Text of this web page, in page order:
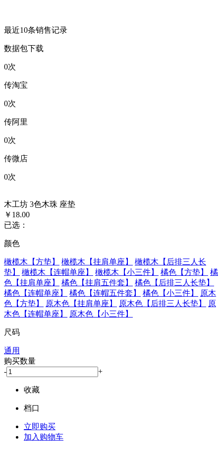
最近10条销售记录
数据包下载
0次
传淘宝
0次
传阿里
0次
传微店
0次
木工坊 3色木珠 座垫
￥18.00
已选：
颜色
橄榄木【方垫】 橄榄木【挂肩单座】
橄榄木【后排三人长
垫】
橄榄木【连帽单座】 橄榄木【小三件】 橘色【方垫】
橘
色【挂肩单座】
橘色【挂肩五件套】
橘色【后排三人长垫】
橘色【连帽单座】
橘色【连帽五件套】 橘色【小三件】
原木
色【方垫】
原木色【挂肩单座】 原木色【后排三人长垫】
原
木色【连帽单座】
原木色【小三件】
尺码
通用
购买数量
-
+
收藏
档口
立即购买
加入购物车